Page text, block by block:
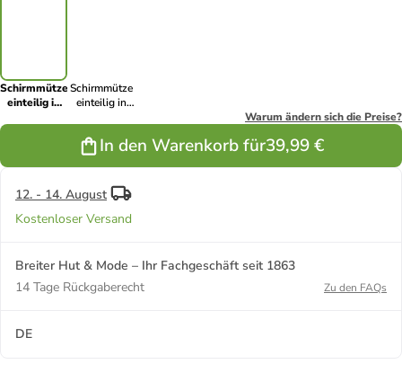
Schirmmütze
einteilig in
Schirmmütze
einteilig in
Warum ändern sich die Preise?
In den Warenkorb für39,99 €
12. - 14. August
Kostenloser Versand
Breiter Hut & Mode – Ihr Fachgeschäft seit 1863
14 Tage Rückgaberecht
Zu den FAQs
DE